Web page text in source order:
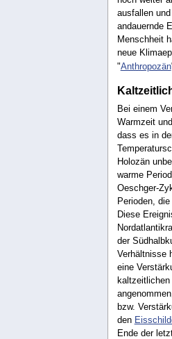
ausfallen
andauernde
Menschheit
neue
"Anthropozän
Bei einem
Warmzeit
dass es in
Holozän
warme
Oeschger-
Perioden,
Diese
der
Verhältnisse
eine
kaltzeitlichen
bzw.
den
Ende der